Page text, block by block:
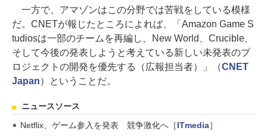
一方で、アマゾンはこの分野では苦戦をしている模様
だ。CNETが報じたところによれば、「Amazon Game S
tudiosは一部のチームを再編し、New World、Crucible、
そして今後の発表しようと考えている新しい未発表のプ
ロジェクトの開発を優先する（広報担当者）」（CNET
Japan）ということだ。
ニュースソース
Netflix、ゲーム参入を発表 競争激化へ［ITmedia］